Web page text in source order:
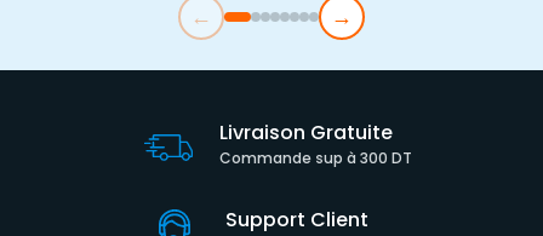
← →
Livraison Gratuite
Commande sup à 300 DT
Support Client